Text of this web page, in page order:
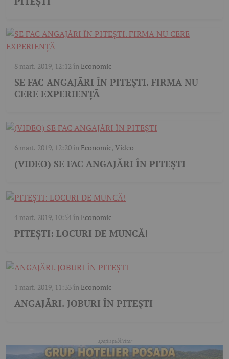
8 mart. 2019, 12:12 în Economic
SE FAC ANGAJĂRI ÎN PITEȘTI. FIRMA NU
CERE EXPERIENȚĂ
6 mart. 2019, 12:20în Economic,Video
(VIDEO) SE FAC ANGAJĂRI ÎN PITEȘTI
4 mart. 2019, 10:54în Economic
PITEȘTI: LOCURI DE MUNCĂ!
1 mart. 2019, 11:33în Economic
ANGAJĂRI. JOBURI ÎN PITEȘTI